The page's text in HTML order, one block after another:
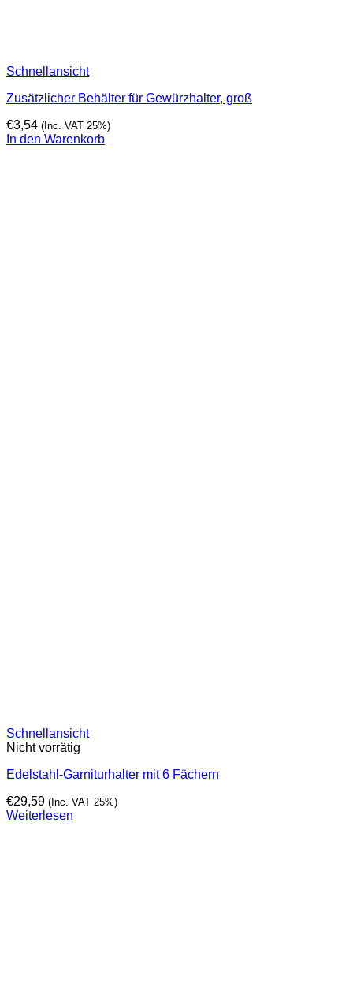
Schnellansicht
Zusätzlicher Behälter für Gewürzhalter, groß
€3,54 (Inc. VAT 25%)
In den Warenkorb
Schnellansicht
Nicht vorrätig
Edelstahl-Garniturhalter mit 6 Fächern
€29,59 (Inc. VAT 25%)
Weiterlesen